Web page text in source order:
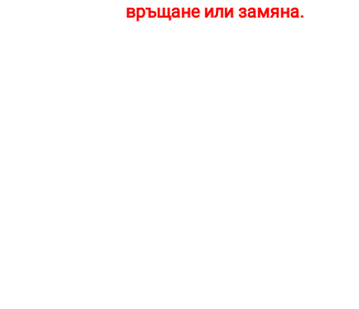
връщане или замяна.